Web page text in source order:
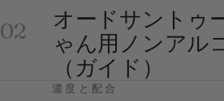
02
オードサントゥ
ゃん用ノンアル
（ガイド）
濃度と配合